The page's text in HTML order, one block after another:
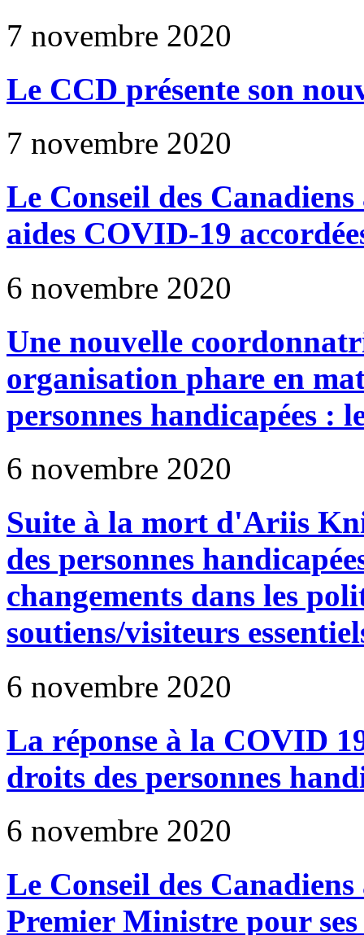
7 novembre 2020
Le CCD présente son
7 novembre 2020
Le Conseil des
aides COVID-19
6 novembre 2020
Une nouvelle
organisation phare en
personnes handicapées :
6 novembre 2020
Suite à la mort d'Ariis
des personnes
changements dans les
soutiens/visiteurs
6 novembre 2020
La réponse à la COVID
droits des personnes
6 novembre 2020
Le Conseil des
Premier Ministre pour